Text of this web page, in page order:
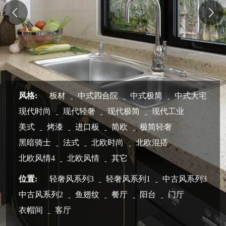
风格: 板材 中式四合院 中式极简
中式大宅
现代时尚
现代轻奢 现代极简
现代工业
美式
烤漆 进口板 简欧
极简轻奢
黑暗骑士
法式 北欧时尚
北欧混搭
北欧风情4
北欧风情 其它
位置: 轻奢风系列3 轻奢风系列1
中古风系列3
中古风系列2
鱼翅纹 餐厅 阳台
门厅
衣帽间
客厅